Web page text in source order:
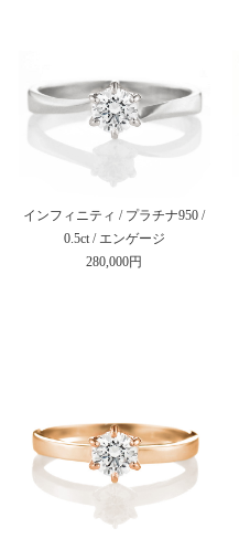
インフィニティ / プラチナ950 /
0.5ct / エンゲージ
280,000円